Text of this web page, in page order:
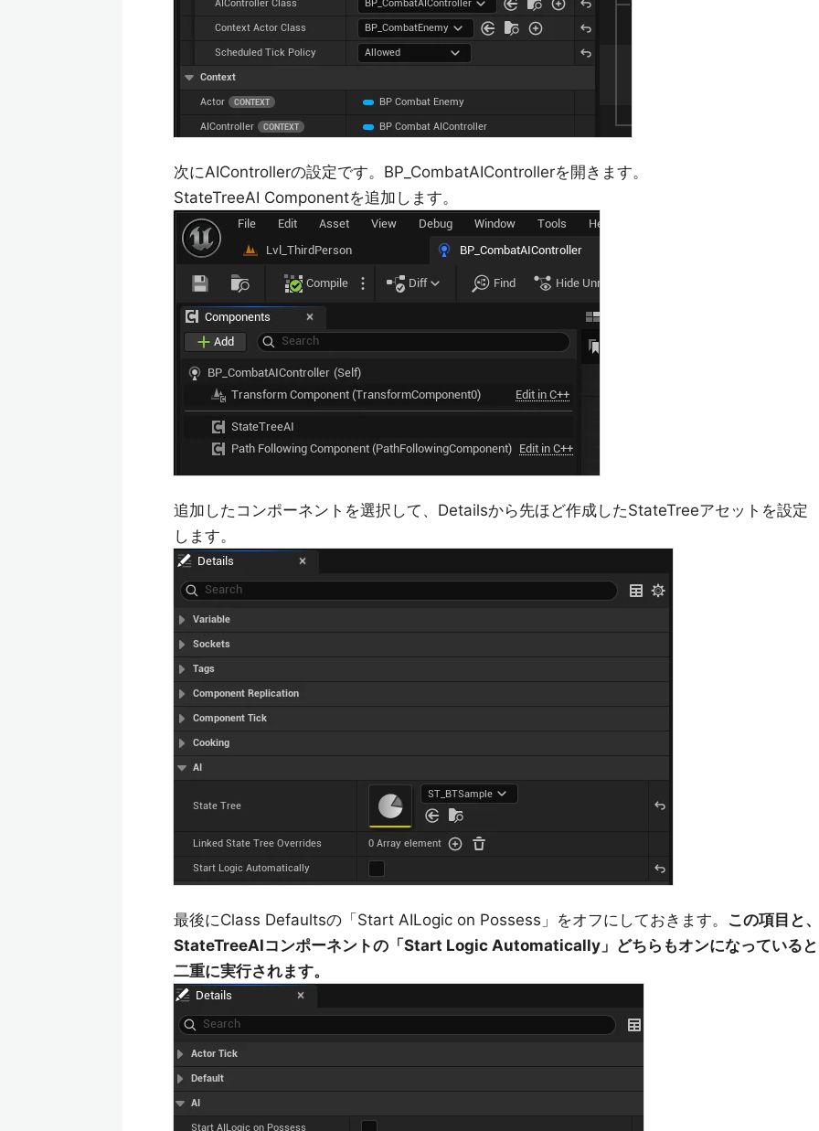
次にAIControllerの設定です。BP_CombatAIControllerを開きます。
StateTreeAI Componentを追加します。
追加したコンポーネントを選択して、Detailsから先ほど作成したStateTreeアセットを設定
します。
最後にClass Defaultsの「Start AILogic on Possess」をオフにしておきます。 この項目と
StateTreeAIコンポーネントの「Start Logic Automatically」どちらもオンになっていると
二重に実行されます。